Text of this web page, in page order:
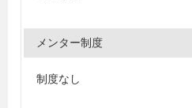
メンター制度
制度なし